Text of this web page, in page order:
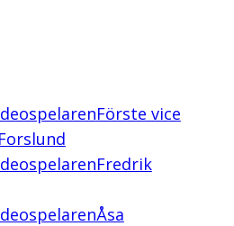
Förste vice
Fredrik
Åsa